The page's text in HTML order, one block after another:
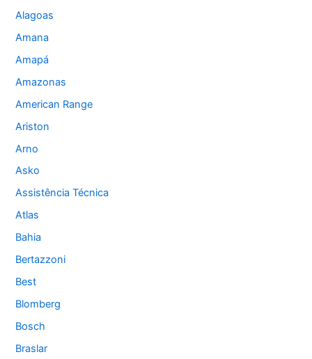
Alagoas
Amana
Amapá
Amazonas
American Range
Ariston
Arno
Asko
Assistência Técnica
Atlas
Bahia
Bertazzoni
Best
Blomberg
Bosch
Braslar